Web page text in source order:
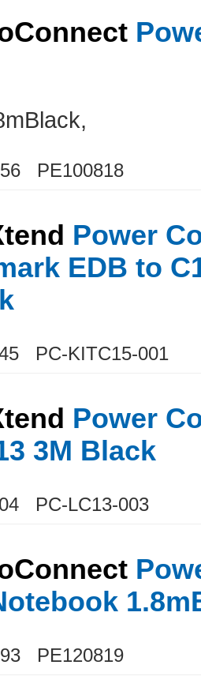
PE100818
Power
EDB to
PC-KITC15-001
Power
3M Black
PC-LC13-003
PE120819